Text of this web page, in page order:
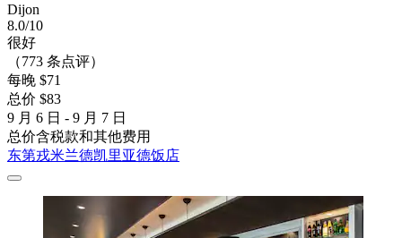
Dijon
8.0/10
很好
（773 条点评）
每晚 $71
总价 $83
9 月 6 日 - 9 月 7 日
总价含税款和其他费用
东第戎米兰德凯里亚德饭店